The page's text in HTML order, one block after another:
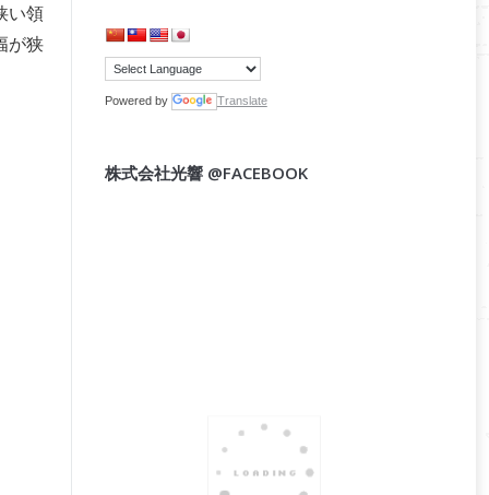
い領
が狭
Powered by Translate
株式会社光響 @FACEBOOK